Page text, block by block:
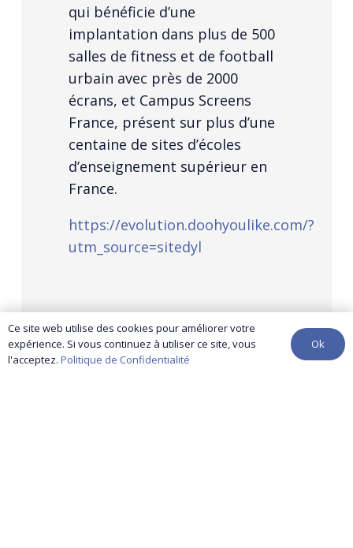
qui bénéficie d’une
implantation dans plus de 500
salles de fitness et de football
urbain avec près de 2000
écrans, et Campus Screens
France, présent sur plus d’une
centaine de sites d’écoles
d’enseignement supérieur en
France.
https://evolution.doohyoulike.com/?
utm_source=sitedyl
Ce site web utilise des cookies pour améliorer votre
expérience. Si vous continuez à utiliser ce site, vous
l'acceptez. Politique de Confidentialité
Ok